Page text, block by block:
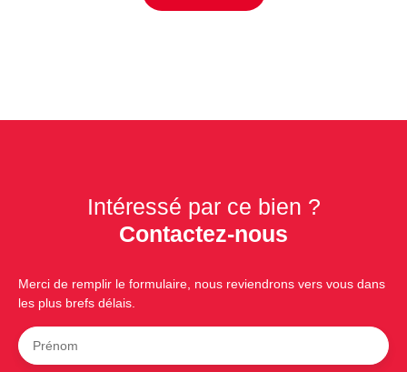
Intéressé par ce bien ?
Contactez-nous
Merci de remplir le formulaire, nous reviendrons vers vous dans
les plus brefs délais.
Prénom